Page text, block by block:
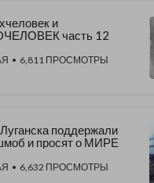
и
часть 12
• 6,811 ПРОСМОТРЫ
поддержали
и просят о МИРЕ
• 6,632 ПРОСМОТРЫ